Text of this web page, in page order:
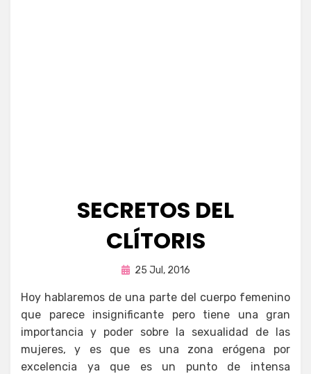
SECRETOS DEL
CLÍTORIS
porEnrique
Publicada
25 Jul, 2016
Hoy hablaremos de una parte del cuerpo femenino
que parece insignificante pero tiene una gran
importancia y poder sobre la sexualidad de las
mujeres, y es que es una zona erógena por
excelencia ya que es un punto de intensa